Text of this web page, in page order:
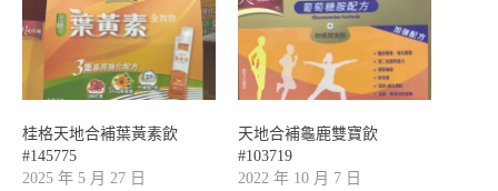
桂格天地合補葉黃素飲
#145775
2025 年 5 月 27 日
天地合補龜鹿雙寶飲
#103719
2022 年 10 月 7 日